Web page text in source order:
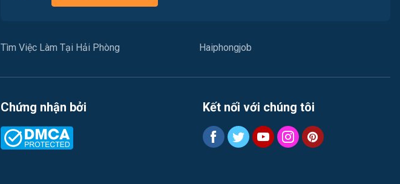
Quản lý chất lượng (QA/QC)
Vận chuyển / Giao nhận / Kho vận
Việc làm Phù Liễn
Việc làm Nam Đồ Sơn
Tìm Việc Làm Tại Hải Phòng Haiphongjob
Chứng nhận bởi Kết nối với chúng tôi